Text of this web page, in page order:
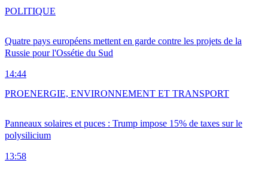
Quatre pays européens mettent en garde contre les projets de la
Russie pour l'Ossétie du Sud
14:44
POLITIQUE
Panneaux solaires et puces : Trump impose 15% de taxes sur le
polysilicium
13:58
PROENERGIE, ENVIRONNEMENT ET TRANSPORT